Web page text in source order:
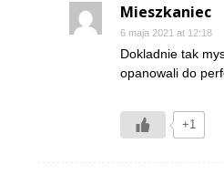
Mieszkaniec
6 maja 2021 at 12:18
Dokladnie tak
opanowali do
+1